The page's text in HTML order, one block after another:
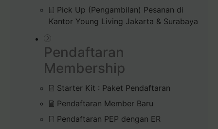
Pick Up (Pengambilan) Pesanan di
Kantor Young Living Jakarta & Surabaya
Pendaftaran
Membership
Starter Kit : Paket Pendaftaran
Pendaftaran Member Baru
Pendaftaran PEP dengan ER